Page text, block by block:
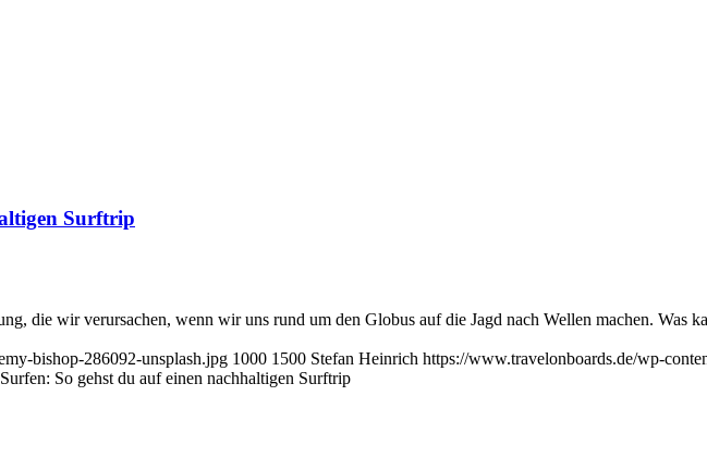
Surftrip
die wir verursachen, wenn wir uns rund um den Globus auf die Jagd nach Wellen machen. Was
bishop-286092-unsplash.jpg 1000 1500 Stefan Heinrich https://www.travelonboards.de/wp-
So gehst du auf einen nachhaltigen Surftrip